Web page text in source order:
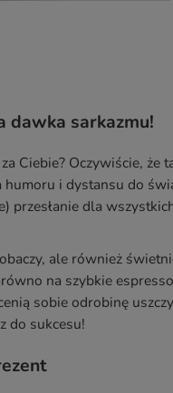
dawka sarkazmu!
Ciebie? Oczywiście, że
i dystansu do
przesłanie dla
ale również
na szybkie
sobie odrobinę
do sukcesu!